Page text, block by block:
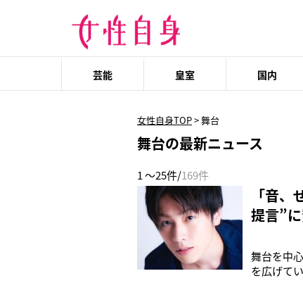
芸能 皇室 国内
女性自身TOP>舞台
舞台の最新ニュース
1 ～25件/169件
「音
提言”
舞台を中
を広げて